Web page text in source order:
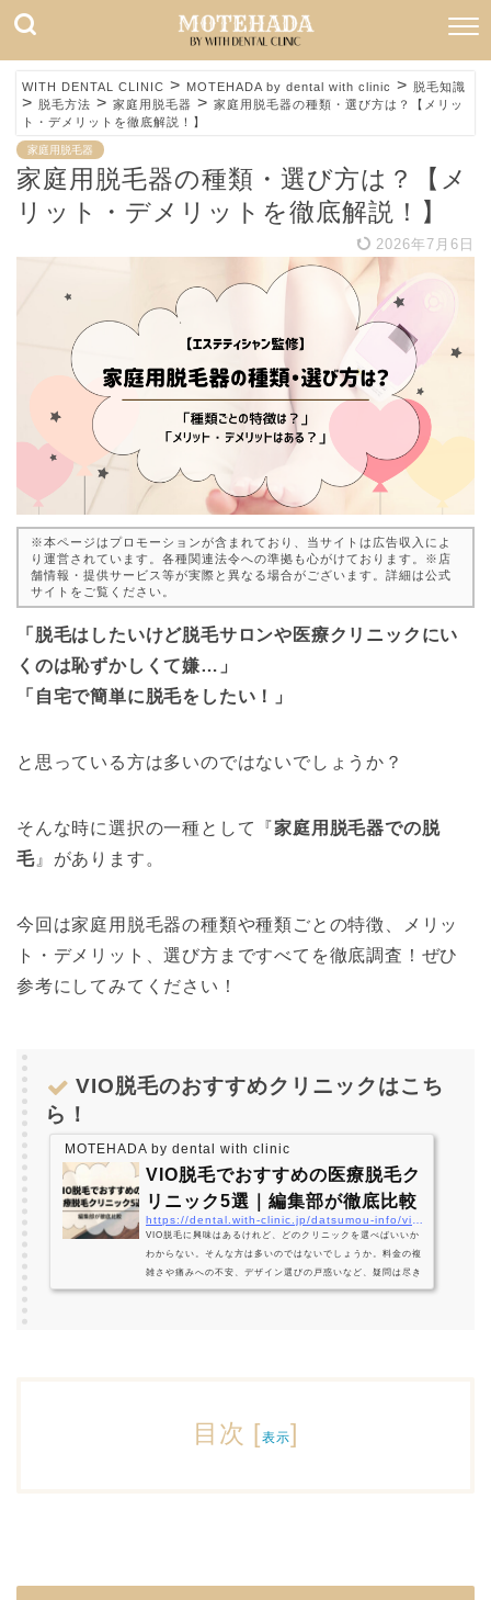
WITH DENTAL CLINIC > MOTEHADA by dental with clinic > 脱毛知識
> 脱毛方法 > 家庭用脱毛器 > 家庭用脱毛器の種類・選び方は？【メリッ
ト・デメリットを徹底解説！】
家庭用脱毛器
家庭用脱毛器の種類・選び方は？【メ
リット・デメリットを徹底解説！】
2026年7月6日
※本ページはプロモーションが含まれており、当サイトは広告収入によ
り運営されています。各種関連法令への準拠も心がけております。※店
舗情報・提供サービス等が実際と異なる場合がございます。詳細は公式
サイトをご覧ください。
「脱毛はしたいけど脱毛サロンや医療クリニックにい
くのは恥ずかしくて嫌…」
「自宅で簡単に脱毛をしたい！」
と思っている方は多いのではないでしょうか？
そんな時に選択の一種として『家庭用脱毛器での脱
毛』があります。
今回は家庭用脱毛器の種類や種類ごとの特徴、メリッ
ト・デメリット、選び方まですべてを徹底調査！ぜひ
参考にしてみてください！
VIO脱毛のおすすめクリニックはこち
ら！
MOTEHADA by dental with clinic
VIO脱毛でおすすめの医療脱毛ク
リニック5選｜編集部が徹底比較
https://dental.with-clinic.jp/datsumou-info/vio-clinic/
VIO脱毛に興味はあるけれど、どのクリニックを選べばいいか
わからない。そんな方は多いのではないでしょうか。料金の複
雑さや痛みへの不安、デザイン選びの戸惑いなど、疑問は尽き
ないですよね。この記事では、編集部がVIO脱毛に対応する医
目次 [表示]